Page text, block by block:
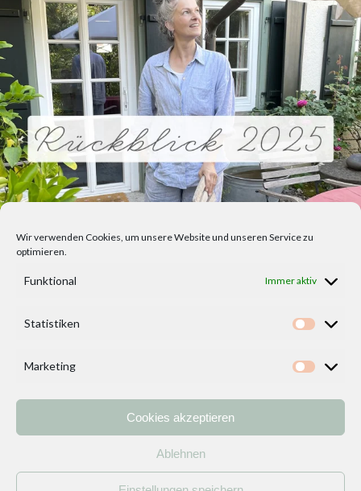
Wir verwenden Cookies, um unsere Website und unseren Service zu
optimieren.
Funktional Immer aktiv
Statistiken
Marketing
Cookies akzeptieren
Ablehnen
Kontakt
Impressum/ Datenschutzerklärung